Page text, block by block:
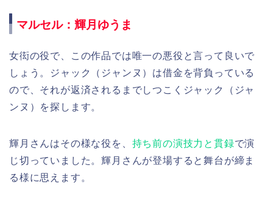
マルセル：輝月ゆうま
女衒の役で、この作品では唯一の悪役と言って良いで
しょう。ジャック（ジャンヌ）は借金を背負っている
ので、それが返済されるまでしつこくジャック（ジャ
ンヌ）を探します。
輝月さんはその様な役を、 持ち前の演技力と貫録で演
じ切っていました。輝月さんが登場すると舞台が締ま
る様に思えます。